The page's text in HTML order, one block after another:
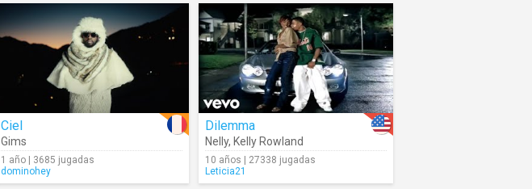
Ciel
Gims
1 año | 3685 jugadas
dominohey
Dilemma
Nelly, Kelly Rowland
10 años | 27338 jugadas
Leticia21